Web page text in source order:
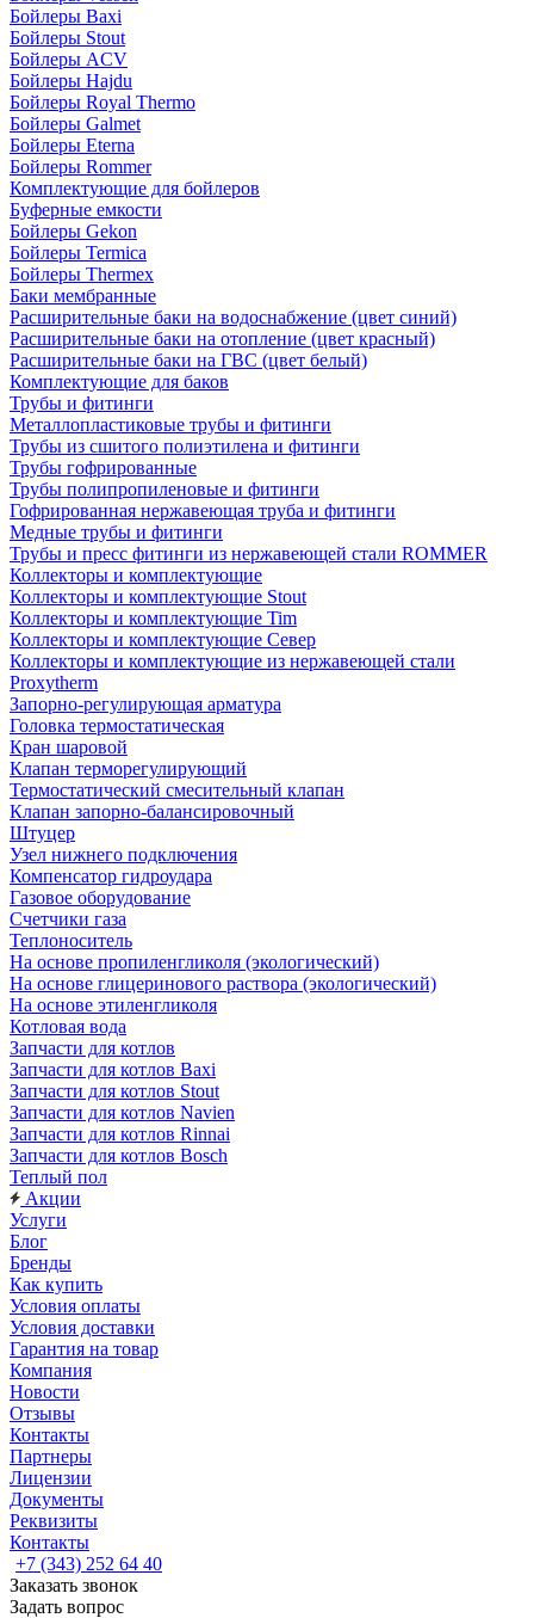
Бойлеры Baxi
Бойлеры Stout
Бойлеры ACV
Бойлеры Hajdu
Бойлеры Royal Thermo
Бойлеры Galmet
Бойлеры Eterna
Бойлеры Rommer
Комплектующие для бойлеров
Буферные емкости
Бойлеры Gekon
Бойлеры Termica
Бойлеры Thermex
Баки мембранные
Расширительные баки на водоснабжение (цвет синий)
Расширительные баки на отопление (цвет красный)
Расширительные баки на ГВС (цвет белый)
Комплектующие для баков
Трубы и фитинги
Металлопластиковые трубы и фитинги
Трубы из сшитого полиэтилена и фитинги
Трубы гофрированные
Трубы полипропиленовые и фитинги
Гофрированная нержавеющая труба и фитинги
Медные трубы и фитинги
Трубы и пресс фитинги из нержавеющей стали ROMMER
Коллекторы и комплектующие
Коллекторы и комплектующие Stout
Коллекторы и комплектующие Tim
Коллекторы и комплектующие Север
Коллекторы и комплектующие из нержавеющей стали
Proxytherm
Запорно-регулирующая арматура
Головка термостатическая
Кран шаровой
Клапан терморегулирующий
Термостатический смесительный клапан
Клапан запорно-балансировочный
Штуцер
Узел нижнего подключения
Компенсатор гидроудара
Газовое оборудование
Счетчики газа
Теплоноситель
На основе пропиленгликоля (экологический)
На основе глицеринового раствора (экологический)
На основе этиленгликоля
Котловая вода
Запчасти для котлов
Запчасти для котлов Baxi
Запчасти для котлов Stout
Запчасти для котлов Navien
Запчасти для котлов Rinnai
Запчасти для котлов Bosch
Теплый пол
Акции
Услуги
Блог
Бренды
Как купить
Условия оплаты
Условия доставки
Гарантия на товар
Компания
Новости
Отзывы
Контакты
Партнеры
Лицензии
Документы
Реквизиты
Контакты
+7 (343) 252 64 40
Заказать звонок
Задать вопрос